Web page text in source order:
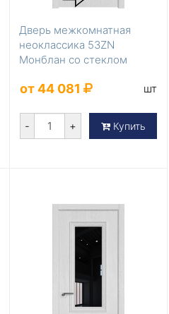
Дверь межкомнатная
неоклассика 53ZN
Монблан со стеклом
от 44 081 шт
- + Купить